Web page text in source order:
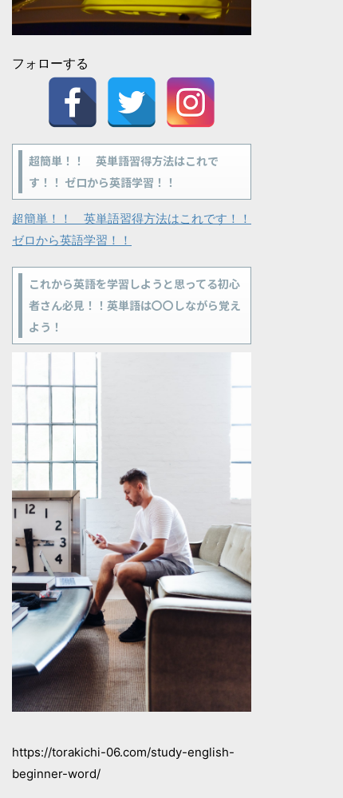
フォローする
超簡単！！ 英単語習得方法はこれで
す！！ ゼロから英語学習！！
超簡単！！ 英単語習得方法はこれです！！
ゼロから英語学習！！
これから英語を学習しようと思ってる初心
者さん必見！！英単語は〇〇しながら覚え
よう！
https://torakichi-06.com/study-english-
beginner-word/